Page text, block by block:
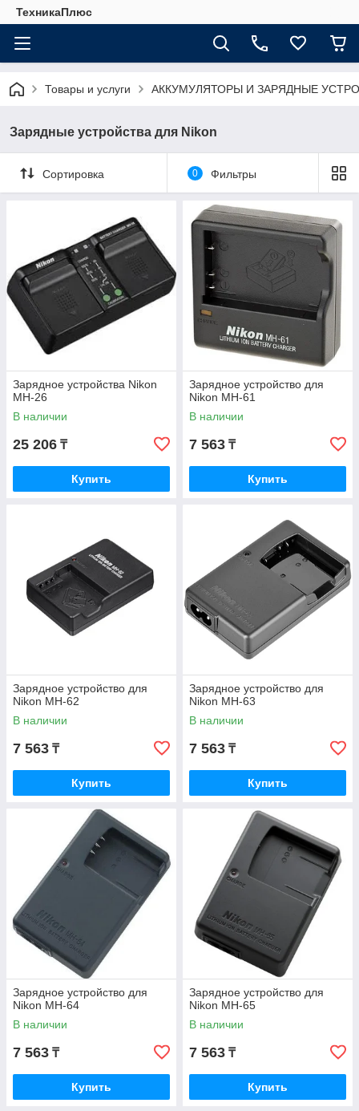
ТехникаПлюс
Товары и услуги АККУМУЛЯТОРЫ И ЗАРЯДНЫЕ
Зарядные устройства для Nikon
Сортировка 0 Фильтры
Зарядное устройства Nikon
MH-26
В наличии
25 206 ₸
Купить
Зарядное устройство для
Nikon MH-61
В наличии
7 563 ₸
Купить
Зарядное устройство для
Nikon MH-62
В наличии
7 563 ₸
Купить
Зарядное устройство для
Nikon MH-63
В наличии
7 563 ₸
Купить
Зарядное устройство для
Nikon MH-64
В наличии
7 563 ₸
Купить
Зарядное устройство для
Nikon MH-65
В наличии
7 563 ₸
Купить